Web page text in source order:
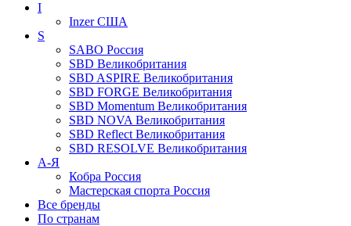
I
InzerСША
S
SABO Россия
SBD Великобритания
SBD ASPIRE Великобритания
SBD FORGE Великобритания
SBD Momentum Великобритания
SBD NOVA Великобритания
SBD Reflect Великобритания
SBD RESOLVE Великобритания
А-Я
Кобра Россия
Мастерская спорта Россия
Все бренды
По странам